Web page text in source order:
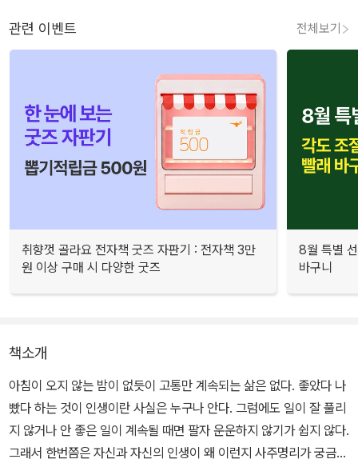
관련 이벤트 전체보기
취향껏 골라요 전자책 굿즈 자판기 : 전자책 3만
원 이상 구매 시 다양한 굿즈
8월 특별
바구니
책소개
아침이 오지 않는 밤이 없듯이 고통만 계속되는 삶은 없다. 좋았다 나
빴다 하는 것이 인생이란 사실은 누구나 안다. 그럼에도 일이 잘 풀리
지 않거나 안 좋은 일이 계속될 때면 팔자 운운하지 않기가 쉽지 않다.
그래서 한번쯤은 자신과 자신의 인생이 왜 이런지 사주명리가 궁금해